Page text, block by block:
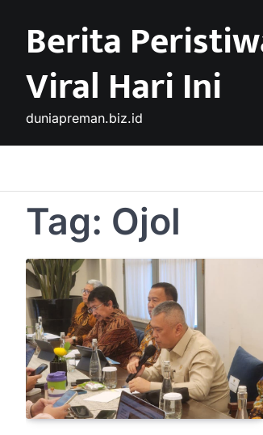
contentBerita
Viral Hari Ini
duniapreman.biz.id
Tag: Ojol